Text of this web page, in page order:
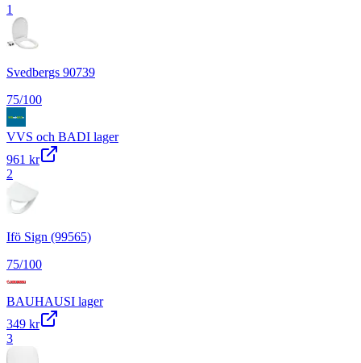
1
Svedbergs 90739
75/100
VVS och BADI lager
961 kr
2
Ifö Sign (99565)
75/100
BAUHAUSI lager
349 kr
3